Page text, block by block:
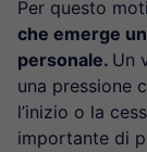
Per questo
che emerge
personale. Un
una pressione
l’inizio o la
importante di